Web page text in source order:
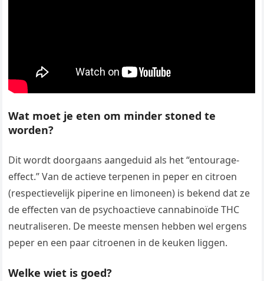
Wat moet je eten om minder stoned te
worden?
Dit wordt doorgaans aangeduid als het “entourage-
effect.” Van de actieve terpenen in peper en citroen
(respectievelijk piperine en limoneen) is bekend dat ze
de effecten van de psychoactieve cannabinoïde THC
neutraliseren. De meeste mensen hebben wel ergens
peper en een paar citroenen in de keuken liggen.
Welke wiet is goed?